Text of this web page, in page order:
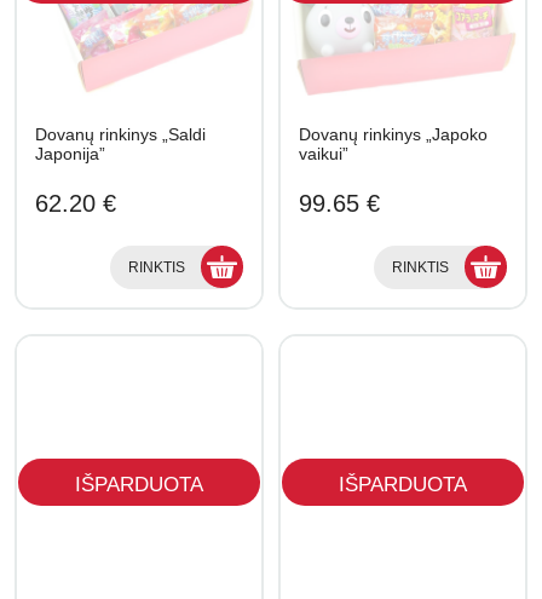
Dovanų rinkinys „Saldi
Japonija”
62.20 €
RINKTIS
Dovanų rinkinys „Japoko
vaikui”
99.65 €
RINKTIS
IŠPARDUOTA IŠPARDUOTA